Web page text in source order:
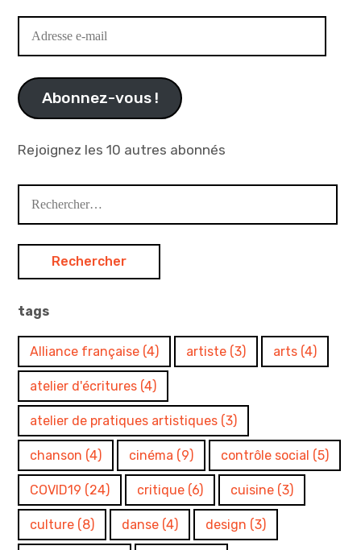
e-
Abonnez-vous !
Rejoignez les 10 autres abonnés
tags
Alliance française (4) artiste (3) arts (4)
atelier d'écritures (4)
atelier de pratiques artistiques (3)
chanson (4) cinéma (9) contrôle social (5)
COVID19 (24) critique (6) cuisine (3)
culture (8) danse (4) design (3)